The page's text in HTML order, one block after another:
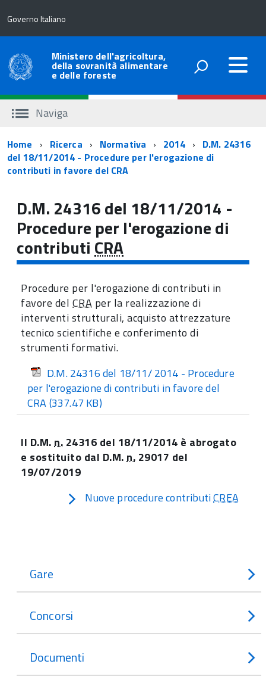
Governo Italiano
Ministero dell'agricoltura,
della sovranità alimentare
e delle foreste
Naviga
Percorso
di
Home Ricerca Normativa 2014
D.M. 24316
del 18/11/2014 - Procedure per l'erogazione di
contributi in favore del CRA
D.M. 24316 del 18/11/2014 -
Procedure per l'erogazione di
contributi CRA
Procedure per l'erogazione di contributi in
favore delCRA per la realizzazione di
interventi strutturali, acquisto attrezzature
tecnico scientifiche e conferimento di
strumenti formativi.
D.M. 24316 del 18/11/ 2014 - Procedure
per l'erogazione di contributi in favore del
CRA(337.47 KB)
Il D.M.n. 24316 del 18/11/2014 è abrogato
e sostituito dal D.M.n. 29017 del
19/07/2019
Nuove procedure contributiCREA
Gare
Concorsi
Documenti